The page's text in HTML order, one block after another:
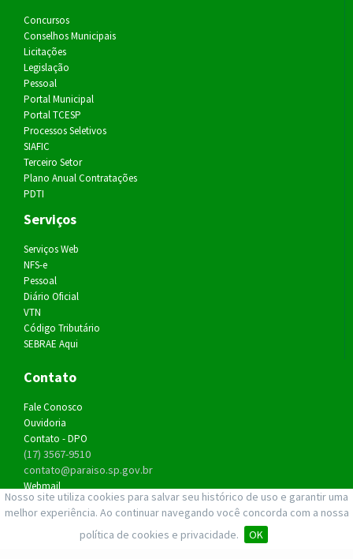
Nosso site utiliza cookies para salvar seu histórico de uso e garantir uma
melhor experiência. Ao continuar navegando você concorda com a nossa
política de cookies e privacidade.
OK
Concursos
Conselhos Municipais
Licitações
Legislação
Pessoal
Portal Municipal
Portal TCESP
Processos Seletivos
SIAFIC
Terceiro Setor
Plano Anual Contratações
PDTI
Serviços
Serviços Web
NFS-e
Pessoal
Diário Oficial
VTN
Código Tributário
SEBRAE Aqui
Contato
Fale Conosco
Ouvidoria
Contato - DPO
(17) 3567-9510
contato@paraiso.sp.gov.br
Webmail
Política de Privacidade